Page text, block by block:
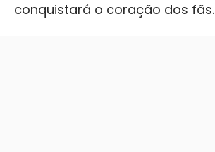
conquistará o coração dos fãs.